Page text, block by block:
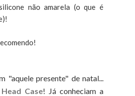
não amarela (o que é
"aquele presente" de natal...
Head Case! Já conheciam a